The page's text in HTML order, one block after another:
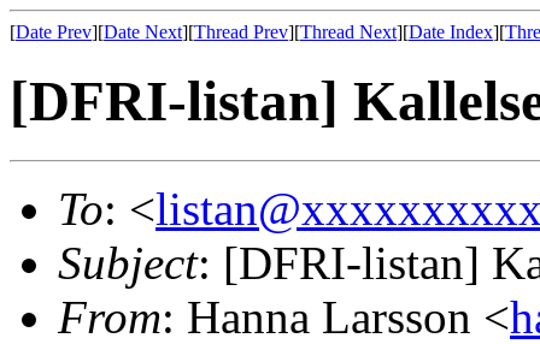
[Date Prev][Date Next][Thread Prev][Thread Next][Date Index][
[DFRI-listan]
To: <
Subject: [DFRI-listan]
From: Hanna Larsson <